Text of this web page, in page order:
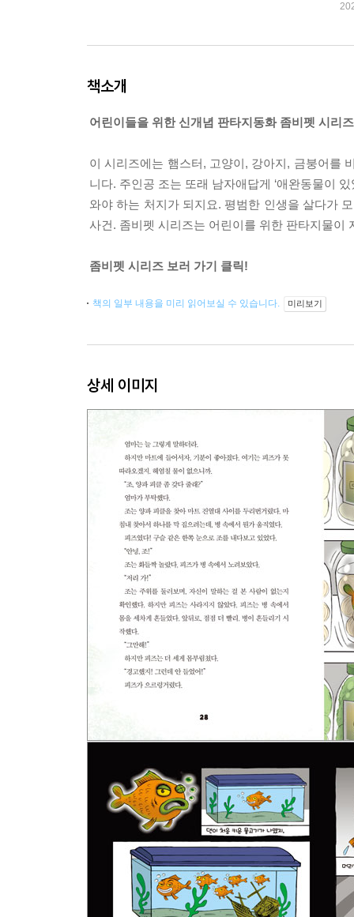
책소개
어린이들을 위한 신개념 판타지동화 좀비펫 시리
이 시리즈에는 햄스터, 고양이, 강아지, 금붕어를
니다. 주인공 조는 또래 남자애답게 ‘애완동물이
와야 하는 처지가 되지요. 평범한 인생을 살다가
사건. 좀비펫 시리즈는 어린이를 위한 판타지물이
좀비펫 시리즈 보러 가기 클릭!
책의 일부 내용을 미리 읽어보실 수 있습니다. 미리보기
상세 이미지